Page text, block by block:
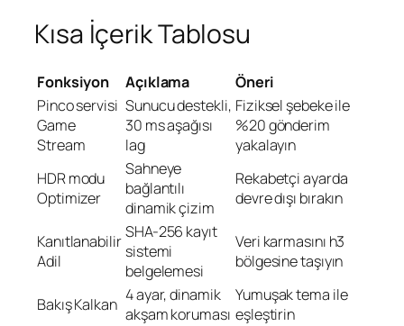
Kısa İçerik Tablosu
Fonksiyon Açıklama
Öneri
Pinco servisi
Game
Stream
Sunucu destekli,
30 ms aşağısı
lag
Fiziksel şebeke ile
%20 gönderim
yakalayın
HDR modu
Optimizer
Sahneye
bağlantılı
dinamik çizim
Rekabetçi ayarda
devre dışı bırakın
Kanıtlanabilir
Adil
SHA-256 kayıt
sistemi
belgelemesi
Veri karmasını h3
bölgesine taşıyın
Bakış Kalkan 4 ayar, dinamik
akşam koruması
Yumuşak tema ile
eşleştirin